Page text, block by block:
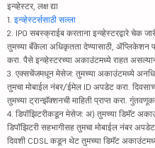
इन्व्हेस्टर, लक्ष द्या
1. इन्व्हेस्टर्ससाठी सल्ला
2. IPO सबस्क्राईब करताना इन्व्हेस्टरद्वारे चेक
तुमच्या बँकेला अधिकृतता देण्यासाठी, ॲप्लिकेशन
करा. पैसे इन्व्हेस्टरच्या अकाउंटमध्ये राहत
3. एक्सचेंजमधून मेसेज: तुमच्या अकाउंटमध्ये
तुमचा मोबाईल नंबर/ईमेल ID अपडेट करा.
तुमच्या ट्रान्झॅक्शनची माहिती प्राप्त करा.
4. डिपॉझिटरीकडून मेसेज: अ) तुमच्या डिमॅट
डिपॉझिटरी सहभागीसह तुमचा मोबाईल नंबर
दिवशी CDSL कडून थेट तुमच्या डिमॅट